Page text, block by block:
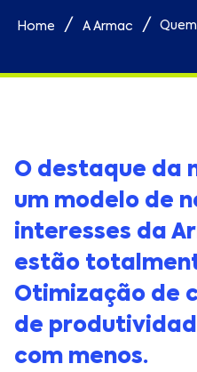
Home / A Armac /
O destaque da
um modelo de
interesses da
estão
Otimização de
de
com menos.